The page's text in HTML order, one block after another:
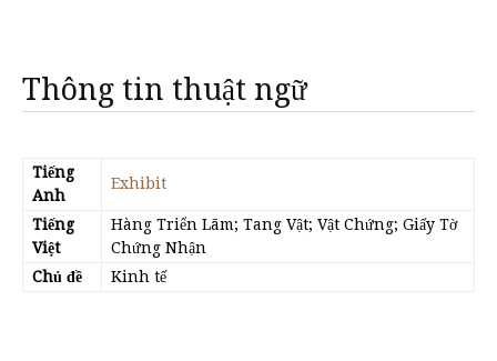
Thông tin thuật ngữ
Tiếng
Anh
Exhibit
Tiếng
Việt
Hàng Triển Lãm; Tang Vật; Vật Chứng; Giấy Tờ
Chứng Nhận
Chủ đề
Kinh tế